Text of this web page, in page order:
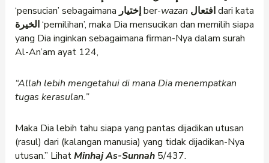
‘pensucian’ sebagaimana إختيارber-wazan افتعالdari kata
الخيرة‘pemilihan’, maka Dia mensucikan dan memilih siapa
yang Dia inginkan sebagaimana firman-Nya dalam surah
Al-An’am ayat 124,
“Allah lebih mengetahui di mana Dia menempatkan
tugas kerasulan.”
Maka Dia lebih tahu siapa yang pantas dijadikan utusan
(rasul) dari (kalangan manusia) yang tidak dijadikan-Nya
utusan.” LihatMinhaj As-Sunnah5/437.